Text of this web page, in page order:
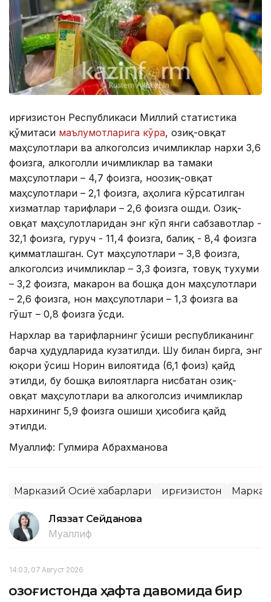
Қирғизистон Республикаси Миллий статистика
қўмитаси маълумотларига кўра, озиқ-овқат
маҳсулотлари ва алкоголсиз ичимликлар нархи 3,6
фоизга, алкоголли ичимликлар ва тамаки
маҳсулотлари – 4,7 фоизга, ноозиқ-овқат
маҳсулотлари – 2,1 фоизга, аҳолига кўрсатилган
хизматлар тарифлари – 2,6 фоизга ошди. Озиқ-
овқат маҳсулотларидан энг кўп янги сабзавотлар -
32,1 фоизга, гуруч - 11,4 фоизга, балиқ - 8,4 фоизга
қимматлашган. Сут маҳсулотлари – 3,8 фоизга,
алкоголсиз ичимликлар – 3,3 фоизга, товуқ тухуми
– 3,2 фоизга, макарон ва бошқа дон маҳсулотлари
– 2,6 фоизга, нон маҳсулотлари – 1,3 фоизга ва
гўшт – 0,8 фоизга ўсди.
Нархлар ва тарифларнинг ўсиши республиканинг
барча ҳудудларида кузатилди. Шу билан бирга, энг
юқори ўсиш Норин вилоятида (6,1 фоиз) қайд
этилди, бу бошқа вилоятларга нисбатан озиқ-
овқат маҳсулотлари ва алкоголсиз ичимликлар
нархининг 5,9 фоизга ошиши ҳисобига қайд
этилди.
Муаллиф: Гулмира Абрахманова
Марказий Осиё хабарлари Қирғизистон
Ляззат Сейданова
Муаллиф
14:03, 07 Август 2026
Қозоғистонда ҳафта давомида бир